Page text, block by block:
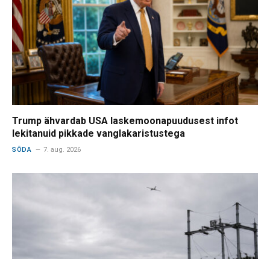
Trump ähvardab USA laskemoonapuudusest infot
lekitanuid pikkade vanglakaristustega
SÕDA 7. aug. 2026